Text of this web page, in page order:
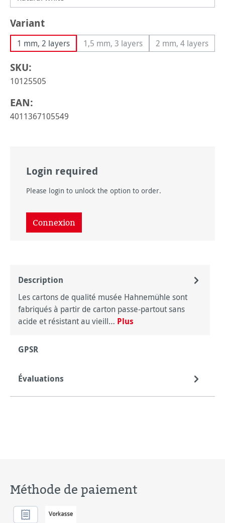
Sélectionnez
Variant
1 mm, 2 layers 1,5 mm, 3 layers(Cette option n'est pas disponible
2 mm, 4 layers
(Cette
SKU:
10125505
EAN:
4011367105549
Login required
Please login to unlock the option to order.
Connexion
Description
Les cartons de qualité musée Hahnemühle sont
fabriqués à partir de carton passe-partout sans
acide et résistant au vieill… Plus
GPSR
Évaluations
Méthode de paiement